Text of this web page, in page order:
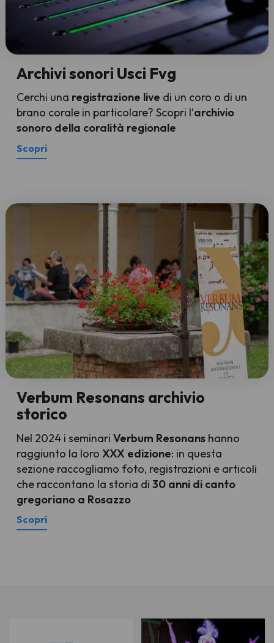
Archivi sonori Usci Fvg
Cerchi una registrazione live di un coro o di un
brano corale in particolare? Scopri l’archivio
sonoro della coralità regionale
Scopri
Verbum Resonans archivio
storico
Nel 2024 i seminari Verbum Resonans hanno
raggiunto la loro XXX edizione: in questa
sezione raccogliamo foto, registrazioni e articoli
che raccontano la storia di 30 anni di canto
gregoriano a Rosazzo
Scopri